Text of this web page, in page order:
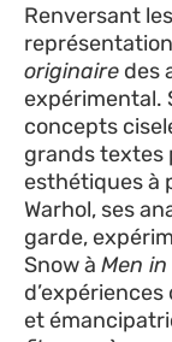
Renversant
originaire des
expérimental.
concepts
grands textes
esthétiques à
Warhol, ses
garde,
Snow à Men
et